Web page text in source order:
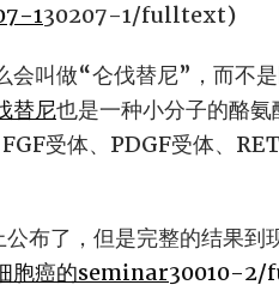
130207-1/fulltext)
叫做“仑伐替尼”，而不
替尼也是一种小分子的酪氨
受体、PDGF受体、
公布了，但是完整的结果到
胞癌的seminar30010-2/